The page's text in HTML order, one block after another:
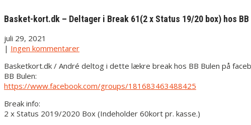
Basket-kort.dk – Deltager i Break 61(2 x Status 19/20 box) hos BB
juli 29, 2021
| Ingen kommentarer
Basketkort.dk / André deltog i dette lækre break hos BB Bulen på
BB Bulen:
https://www.facebook.com/groups/181683463488425
Break info:
2 x Status 2019/2020 Box (Indeholder 60kort pr. kasse.)